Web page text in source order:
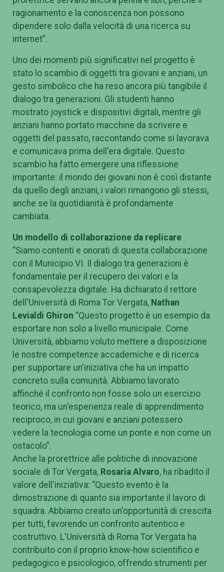
ragionamento e la conoscenza non possono
dipendere solo dalla velocità di una ricerca su
internet”.
Uno dei momenti più significativi nel progetto è
stato lo scambio di oggetti tra giovani e anziani, un
gesto simbolico che ha reso ancora più tangibile il
dialogo tra generazioni. Gli studenti hanno
mostrato joystick e dispositivi digitali, mentre gli
anziani hanno portato macchine da scrivere e
oggetti del passato, raccontando come si lavorava
e comunicava prima dell'era digitale. Questo
scambio ha fatto emergere una riflessione
importante: il mondo dei giovani non è così distante
da quello degli anziani, i valori rimangono gli stessi,
anche se la quotidianità è profondamente
cambiata.
Un modello di collaborazione da replicare
“Siamo contenti e onorati di questa collaborazione
con il Municipio VI. Il dialogo tra generazioni è
fondamentale per il recupero dei valori e la
consapevolezza digitale. Ha dichiarato il rettore
dell'Università di Roma Tor Vergata, Nathan
Levialdi Ghiron “Questo progetto è un esempio da
esportare non solo a livello municipale. Come
Università, abbiamo voluto mettere a disposizione
le nostre competenze accademiche e di ricerca
per supportare un'iniziativa che ha un impatto
concreto sulla comunità. Abbiamo lavorato
affinché il confronto non fosse solo un esercizio
teorico, ma un'esperienza reale di apprendimento
reciproco, in cui giovani e anziani potessero
vedere la tecnologia come un ponte e non come un
ostacolo”.
Anche la prorettrice alle politiche di innovazione
sociale di Tor Vergata, Rosaria Alvaro, ha ribadito il
valore dell'iniziativa: “Questo evento è la
dimostrazione di quanto sia importante il lavoro di
squadra. Abbiamo creato un'opportunità di crescita
per tutti, favorendo un confronto autentico e
costruttivo. L'Università di Roma Tor Vergata ha
contribuito con il proprio know-how scientifico e
pedagogico e psicologico, offrendo strumenti per